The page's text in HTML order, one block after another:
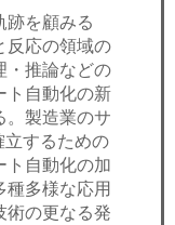
を顧みる
反応の領域の
・推論などの
ト自動化の新
。製造業のサ
するための
ト自動化の加
種多様な応用
術の更なる発